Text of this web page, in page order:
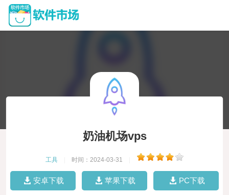
奶油机场vps
工具 时间：2024-03-31
安卓下载 苹果下载 PC下载